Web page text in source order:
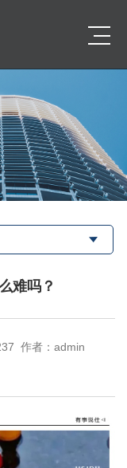
难吗？
作者：admin